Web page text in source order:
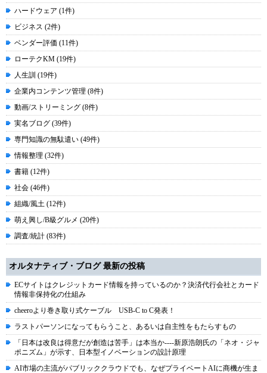
ハードウェア (1件)
ビジネス (2件)
ベンダー評価 (11件)
ローテクKM (19件)
人生訓 (19件)
企業内コンテンツ管理 (8件)
動画/ストリーミング (8件)
実名ブログ (39件)
専門知識の無駄遣い (49件)
情報整理 (32件)
書籍 (12件)
社会 (46件)
組織/風土 (12件)
萌え興し/B級グルメ (20件)
調査/統計 (83件)
オルタナティブ・ブログ 最新の投稿
ECサイトはクレジットカード情報を持っているのか？決済代行会社とカード
情報非保持化の仕組み
cheeroより巻き取り式ケーブル USB-C to C発表！
ラストパーソンになってもらうこと、あるいは自主性をもたらすもの
「日本は改良は得意だが創造は苦手」は本当か----新原浩朗氏の「ネオ・ジャ
ポニズム」が示す、日本型イノベーションの設計原理
AI市場の主流がパブリッククラウドでも、なぜプライベートAIに商機が生ま